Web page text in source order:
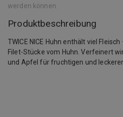
werden können.
Produktbeschreibung
TWICE NICE Huhn enthält viel
Filet-Stücke vom Huhn. Verfeinert
und Apfel für fruchtigen und